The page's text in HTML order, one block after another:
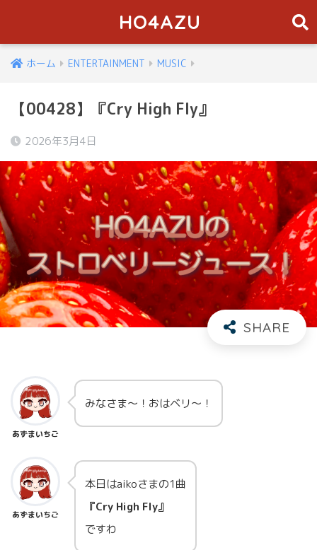
HO4AZU
ホーム ENTERTAINMENT MUSIC
【00428】『Cry High Fly』
2026年3月4日
あずまいちご
みなさま～！おはベリ～！
あずまいちご
本日はaikoさまの1曲
『Cry High Fly』
ですわ